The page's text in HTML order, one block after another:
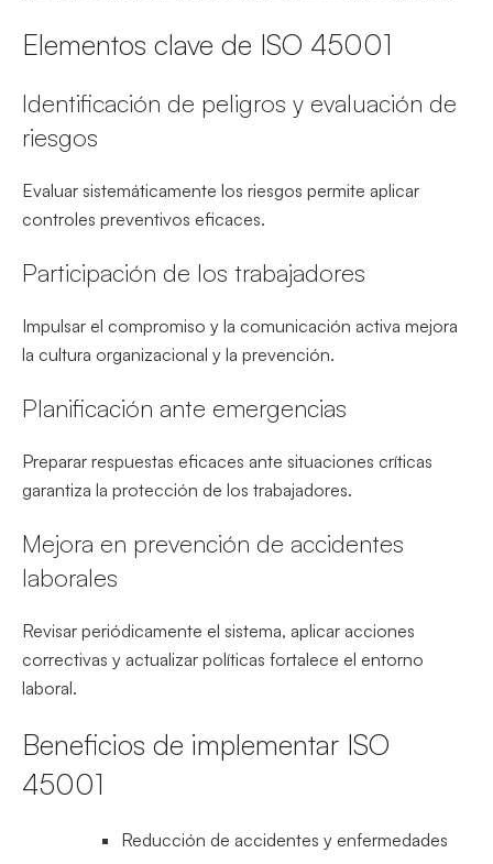
Elementos clave de ISO 45001
Identificación de peligros y evaluación de
riesgos
Evaluar sistemáticamente los riesgos permite aplicar
controles preventivos eficaces.
Participación de los trabajadores
Impulsar el compromiso y la comunicación activa mejora
la cultura organizacional y la prevención.
Planificación ante emergencias
Preparar respuestas eficaces ante situaciones críticas
garantiza la protección de los trabajadores.
Mejora en prevención de accidentes
laborales
Revisar periódicamente el sistema, aplicar acciones
correctivas y actualizar políticas fortalece el entorno
laboral.
Beneficios de implementar ISO
45001
Reducción de accidentes y enfermedades